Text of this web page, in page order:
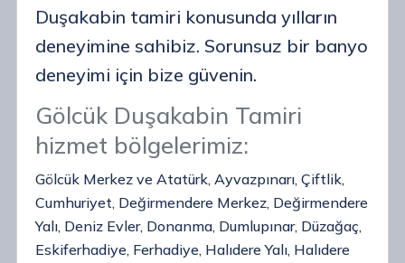
Duşakabin tamiri konusunda yılların
deneyimine sahibiz. Sorunsuz bir banyo
deneyimi için bize güvenin.
Gölcük Duşakabin Tamiri
hizmet bölgelerimiz:
Gölcük Merkez ve Atatürk, Ayvazpınarı, Çiftlik,
Cumhuriyet, Değirmendere Merkez, Değirmendere
Yalı, Deniz Evler, Donanma, Dumlupınar, Düzağaç,
Eskiferhadiye, Ferhadiye, Halıdere Yalı, Halıdere